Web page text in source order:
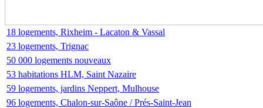
18 logements, Rixheim - Lacaton & Vassal
23 logements, Trignac
50 000 logements nouveaux
53 habitations HLM, Saint Nazaire
59 logements, jardins Neppert, Mulhouse
96 logements, Chalon-sur-Saône / Prés-Saint-Jean